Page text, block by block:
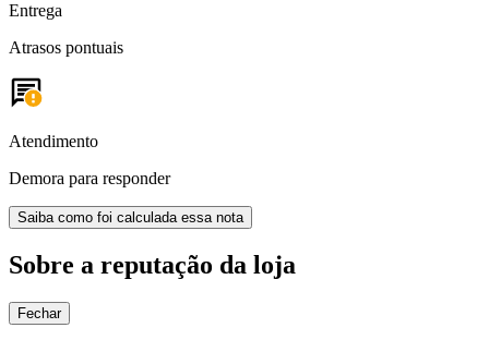
Entrega
Atrasos pontuais
Atendimento
Demora para responder
Saiba como foi calculada essa nota
Sobre a reputação da loja
Fechar